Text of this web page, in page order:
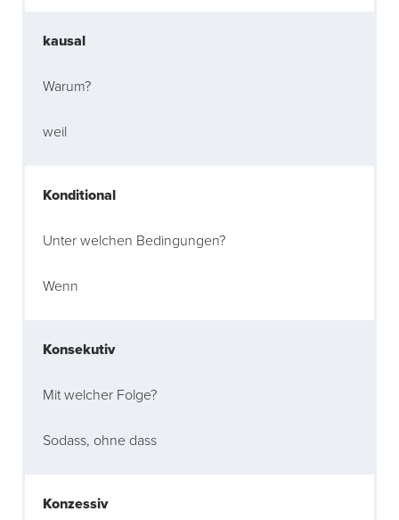
kausal
Warum?
weil
Konditional
Unter welchen Bedingungen?
Wenn
Konsekutiv
Mit welcher Folge?
Sodass, ohne dass
Konzessiv